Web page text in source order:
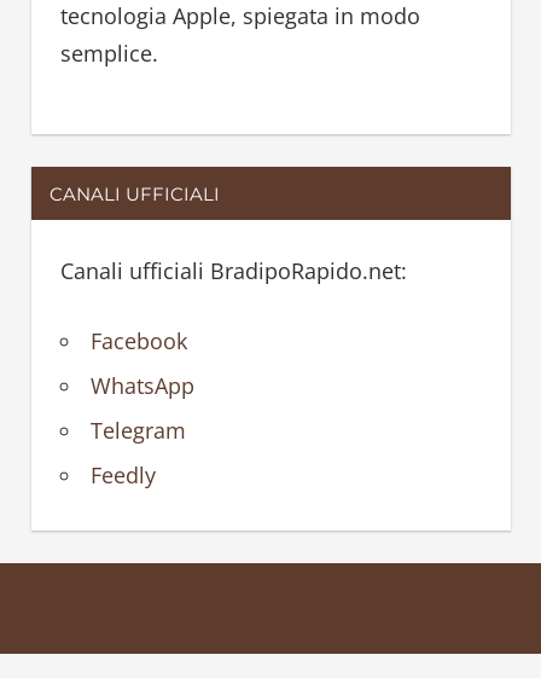
tecnologia Apple, spiegata in modo
semplice.
CANALI UFFICIALI
Canali ufficiali BradipoRapido.net:
Facebook
WhatsApp
Telegram
Feedly